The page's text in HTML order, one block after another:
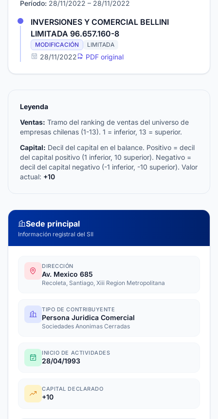
Período: 28/11/2022 – 28/11/2022
INVERSIONES Y COMERCIAL BELLINI
LIMITADA 96.657.160-8
MODIFICACIÓN LIMITADA
28/11/2022 PDF original
Leyenda
Ventas: Tramo del ranking de ventas del universo de
empresas chilenas (1-13). 1 = inferior, 13 = superior.
Capital: Decil del capital en el balance. Positivo = decil
del capital positivo (1 inferior, 10 superior). Negativo =
decil del capital negativo (-1 inferior, -10 superior). Valor
actual: +10
Sede principal
Información registral del SII
DIRECCIÓN
Av. Mexico 685
Recoleta, Santiago, Xiii Region Metropolitana
TIPO DE CONTRIBUYENTE
Persona Juridica Comercial
Sociedades Anonimas Cerradas
INICIO DE ACTIVIDADES
28/04/1993
CAPITAL DECLARADO
+10